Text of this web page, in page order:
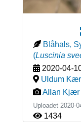
Blåhals,
(Luscinia
2020-04-
Uldum Kær
Allan Kjær
Uploadet 2020-
1434